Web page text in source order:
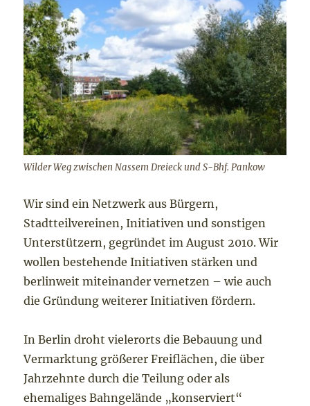
Wilder Weg zwischen Nassem Dreieck und S-Bhf. Pankow
Wir sind ein Netzwerk aus Bürgern,
Stadtteilvereinen, Initiativen und sonstigen
Unterstützern, gegründet im August 2010. Wir
wollen bestehende Initiativen stärken und
berlinweit miteinander vernetzen – wie auch
die Gründung weiterer Initiativen fördern.
In Berlin droht vielerorts die Bebauung und
Vermarktung größerer Freiflächen, die über
Jahrzehnte durch die Teilung oder als
ehemaliges Bahngelände „konserviert“